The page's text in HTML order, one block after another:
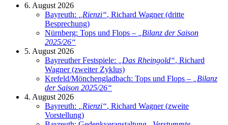
6. August 2026
Bayreuth:
Rienzi“, Richard Wagner (dritte
Besprechung)
Nürnberg: Tops und Flops –
Bilanz der Saison
2025/26“
5. August 2026
Bayreuther Festspiele:
Das Rheingold“, Richard
Wagner (zweiter Zyklus)
Krefeld/Mönchengladbach: Tops und Flops –
Bilanz
der Saison 2025/26“
4. August 2026
Bayreuth:
Rienzi“, Richard Wagner (zweite
Vorstellung)